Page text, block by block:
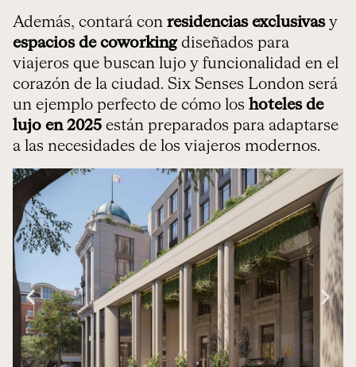
Además, contará con residencias exclusivasy
espacios de coworking diseñados para
viajeros que buscan lujo y funcionalidad en el
corazón de la ciudad. Six Senses London será
un ejemplo perfecto de cómo los hoteles de
lujo en 2025 están preparados para adaptarse
a las necesidades de los viajeros modernos.